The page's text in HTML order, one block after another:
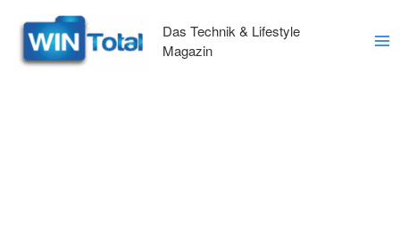
Inhalt
springen
Das Technik & Lifestyle
Magazin